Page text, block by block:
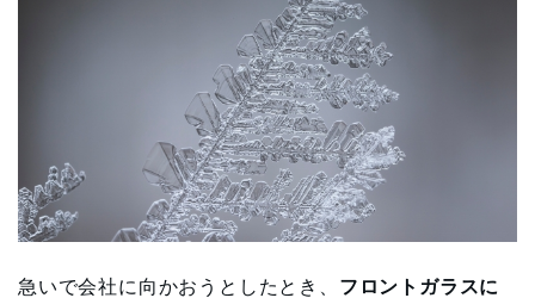
急いで会社に向かおうとしたとき、 フロントガラスに